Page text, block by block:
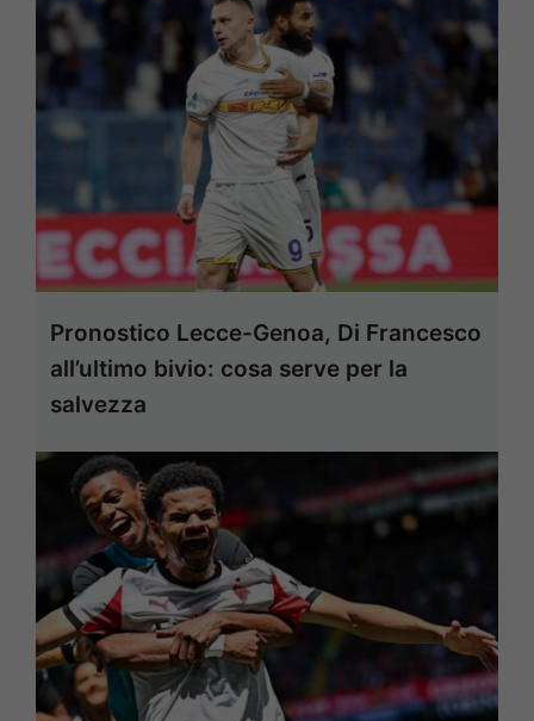
Pronostico Lecce-Genoa, Di Francesco
all’ultimo bivio: cosa serve per la
salvezza